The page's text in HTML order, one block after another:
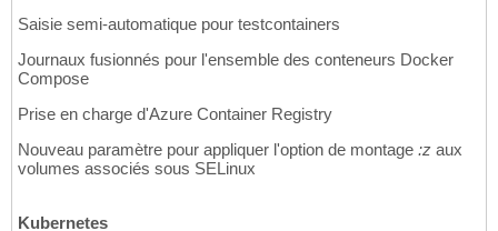
Saisie semi-automatique pour testcontainers
Journaux fusionnés pour l'ensemble des conteneurs Docker
Compose
Prise en charge d'Azure Container Registry
Nouveau paramètre pour appliquer l'option de montage :z aux
volumes associés sous SELinux
Kubernetes